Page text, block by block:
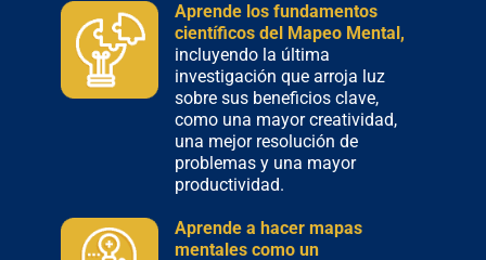
Aprende los fundamentos
científicos del Mapeo Mental,
incluyendo la última
investigación que arroja luz
sobre sus beneficios clave,
como una mayor creatividad,
una mejor resolución de
problemas y una mayor
productividad.
Aprende a hacer mapas
mentales como un